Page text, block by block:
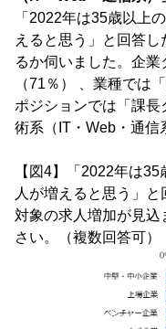
「2022年は35歳以上
えると思う」と回答
るか伺いました。企業
（71％） 、業種では
ポジションでは「課
術系（IT・Web・通信
【図4】「2022年は
人が増えると思う」
対象の求人増加が見
さい。（複数回答可）